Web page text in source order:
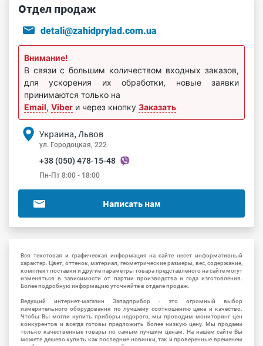
Отдел продаж
detali@zahidprylad.com.ua
Внимание!
В связи с большим количеством входных заказов,
для ускорения их обработки, новые заявки
принимаются только на
Email, Viber и через кнопку Заказать
Украина, Львов
ул. Городоцкая, 222
+38 (050) 478-15-48
Пн-Пт 8:00 - 18:00
Написать нам
Вся текстовая и графическая информация на сайте несет информативный
характер. Цвет, оттенок, материал, геометрические размеры, вес, содержание,
комплект поставки и другие параметры товара представленого на сайте могут
изменяться в зависимости от партии производства и года изготовления.
Более подробную информацию уточняйте в отделе продаж.
Ведущий интернет-магазин Западприбор - это огромный выбор
измерительного оборудования по лучшему соотношению цена и качество.
Чтобы Вы могли купить приборы недорого, мы проводим мониторинг цен
конкурентов и всегда готовы предложить более низкую цену. Мы продаем
только качественные товары по самым лучшим ценам. На нашем сайте Вы
можете дешево купить как последние новинки, так и проверенные временем